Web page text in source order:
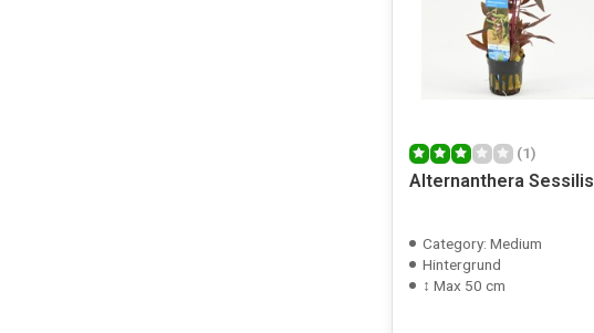
(1)
Alternanthera Sessilis
Category: Medium
Hintergrund
↕ Max 50 cm